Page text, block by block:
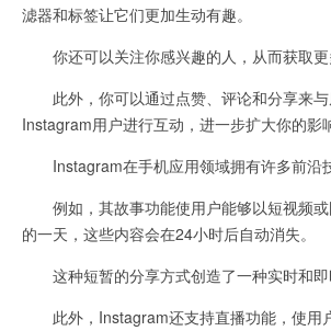
滤器和标签让它们更加生动有趣。
你还可以关注你感兴趣的人，从而获取更
此外，你可以通过点赞、评论和分享来与
Instagram用户进行互动，进一步扩大你的影
Instagram在手机应用领域拥有许多前沿技
例如，其故事功能使用户能够以短视频或
的一天，这些内容会在24小时后自动消失。
这种短暂的分享方式创造了一种实时和即
此外，Instagram还支持直播功能，使用